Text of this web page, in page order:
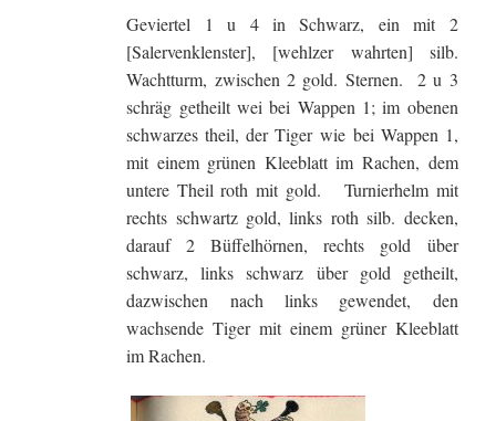
Geviertel 1 u 4 in Schwarz, ein mit 2
[Salervenklenster], [wehlzer wahrten] silb.
Wachtturm, zwischen 2 gold. Sternen. 2 u 3
schräg getheilt wei bei Wappen 1; im obenen
schwarzes theil, der Tiger wie bei Wappen 1,
mit einem grünen Kleeblatt im Rachen, dem
untere Theil roth mit gold. Turnierhelm mit
rechts schwartz gold, links roth silb. decken,
darauf 2 Büffelhörnen, rechts gold über
schwarz, links schwarz über gold getheilt,
dazwischen nach links gewendet, den
wachsende Tiger mit einem grüner Kleeblatt
im Rachen.